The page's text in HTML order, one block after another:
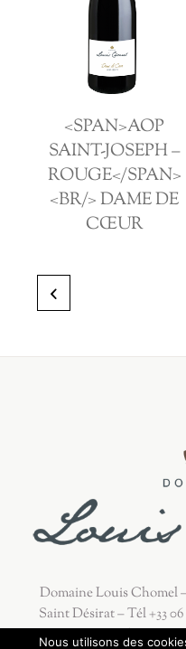
<SPAN>AOP
SAINT-JOSEPH –
ROUGE</SPAN>
<BR/> DAME DE
CŒUR
Domaine Louis Chomel
Saint Désirat – Tél +33 06
Email :
Nous utilisons des